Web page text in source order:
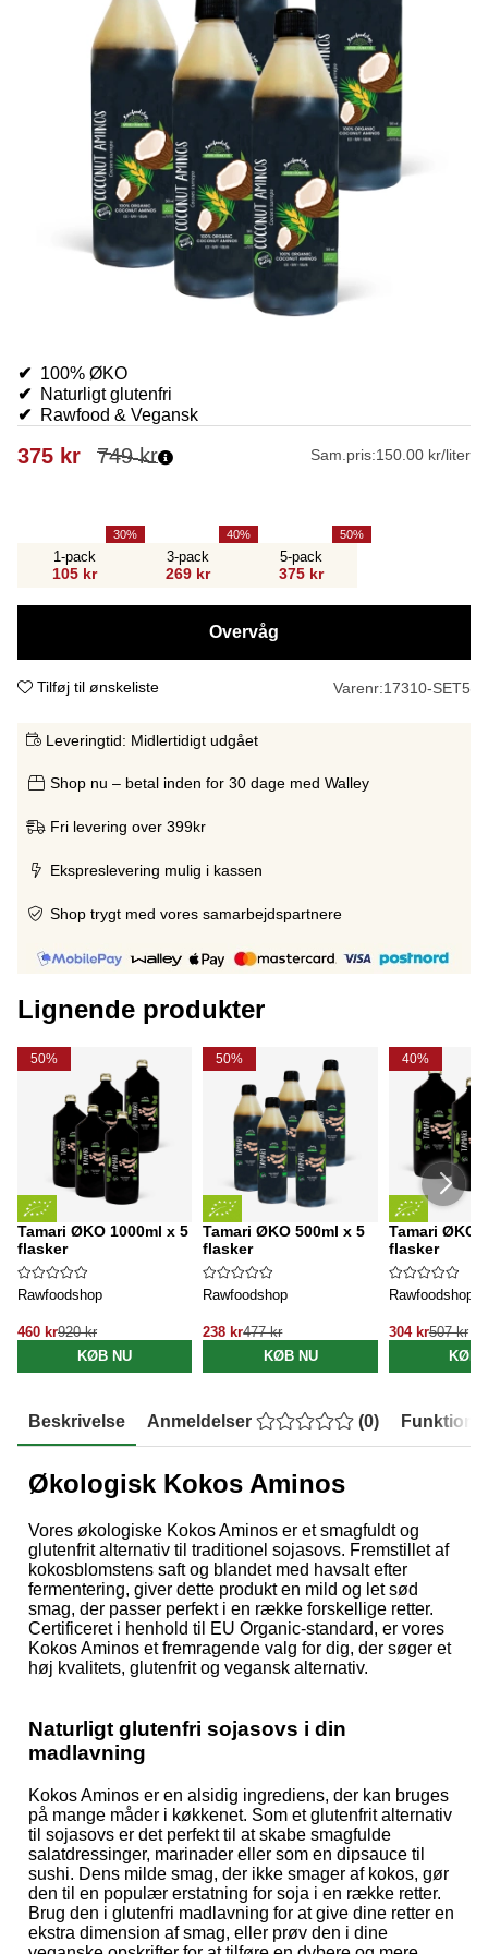
✔ 100% ØKO
✔
Naturligt glutenfri
✔
Rawfood & Vegansk
749kr
375 kr Sam.pris:150.00 kr/liter
1-pack
105 kr
30
3-pack
269 kr
40
5-pack
375 kr
50
Overvåg
Tilføj til ønskeliste Varenr:17310-SET5
Leveringtid: Midlertidigt udgået
Shop nu – betal inden for 30 dage med Walley
Fri levering over 399kr
Ekspreslevering mulig i kassen
Shop trygt med vores samarbejdspartnere
Lignende produkter
50%
Tamari ØKO 1000ml x 5
flasker
Rawfoodshop
460 kr920 kr
KØB NU
50%
Tamari ØKO 500ml x 5
flasker
Rawfoodshop
238 kr477 kr
KØB NU
40%
Tamari ØKO
flasker
Rawfoodshop
304 kr507 kr
KØB
Beskrivelse Anmeldelser (0)
Økologisk Kokos Aminos
Vores økologiske Kokos Aminos er et smagfuldt og
glutenfrit alternativ til traditionel sojasovs. Fremstillet af
kokosblomstens saft og blandet med havsalt efter
fermentering, giver dette produkt en mild og let sød
smag, der passer perfekt i en række forskellige retter.
Certificeret i henhold til EU Organic-standard, er vores
Kokos Aminos et fremragende valg for dig, der søger et
høj kvalitets, glutenfrit og vegansk alternativ.
Naturligt glutenfri sojasovs i din
madlavning
Kokos Aminos er en alsidig ingrediens, der kan bruges
på mange måder i køkkenet. Som et glutenfrit alternativ
til sojasovs er det perfekt til at skabe smagfulde
salatdressinger, marinader eller som en dipsauce til
sushi. Dens milde smag, der ikke smager af kokos, gør
den til en populær erstatning for soja i en række retter.
Brug den i glutenfri madlavning for at give dine retter en
ekstra dimension af smag, eller prøv den i dine